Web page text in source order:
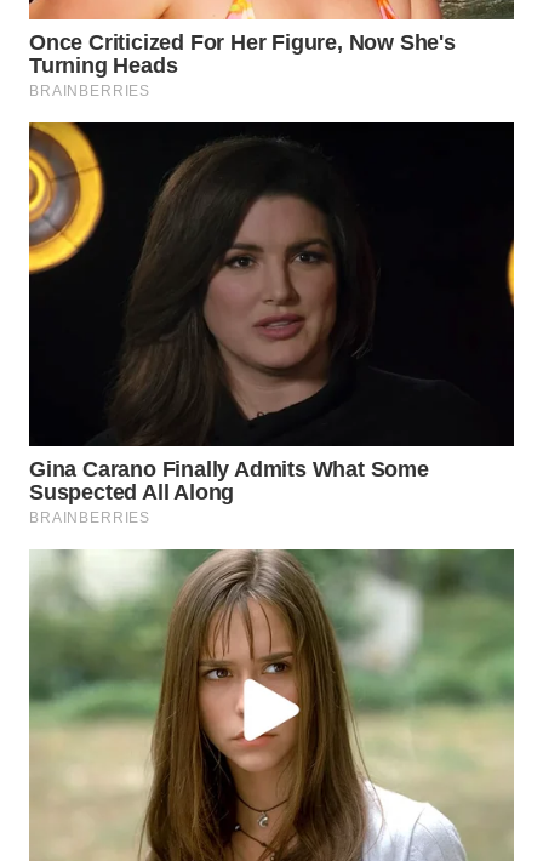
WN
LIKUPANG
WN
LABUANBAJO
WN
BORNEO
NEWS
WAHANA
WAHANA
ADVOKAT
WAHANA
INFRASTRUKTUR